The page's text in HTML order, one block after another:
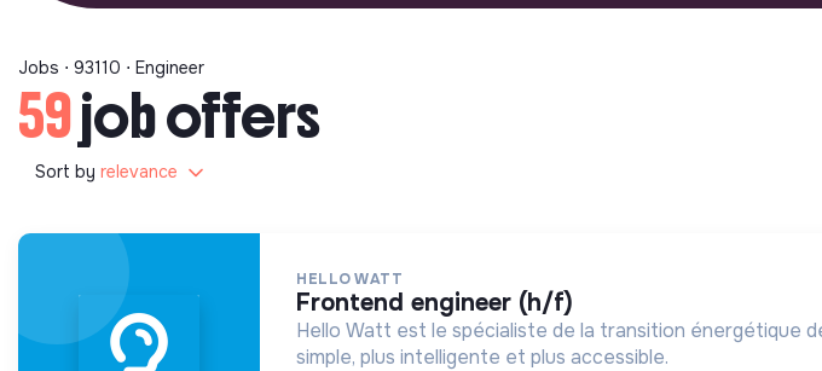
Jobs ⋅ 93110 ⋅ Engineer
59job offers
Sort by relevance
HELLO WATT
frontend engineer (h/f)
Hello Watt est le spécialiste de la transition énergétique
simple, plus intelligente et plus accessible.